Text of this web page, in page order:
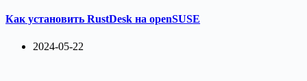
Как установить RustDesk на openSUSE
2024-05-22